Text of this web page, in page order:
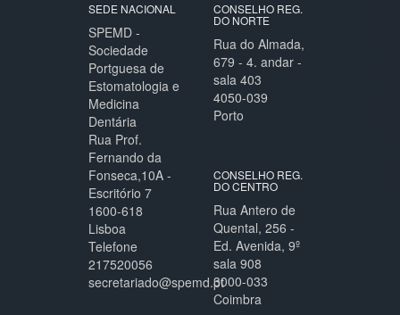
SEDE NACIONAL
SPEMD -
Sociedade
Portguesa de
Estomatologia e
Medicina
Dentária
Rua Prof.
Fernando da
Fonseca,10A -
Escritório 7
1600-618
Lisboa
Telefone
217520056
secretariado@spemd.pt
CONSELHO REG.
DO NORTE
Rua do Almada,
679 - 4. andar -
sala 403
4050-039
Porto
CONSELHO REG.
DO CENTRO
Rua Antero de
Quental, 256 -
Ed. Avenida, 9º
sala 908
3000-033
Coimbra